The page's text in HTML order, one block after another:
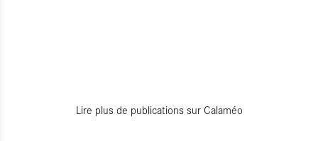
Lire plus de publications sur Calaméo